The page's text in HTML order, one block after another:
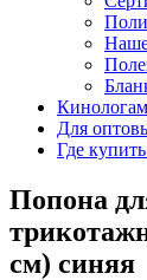
Кинологам
Для
Где
Попона
см) синяя